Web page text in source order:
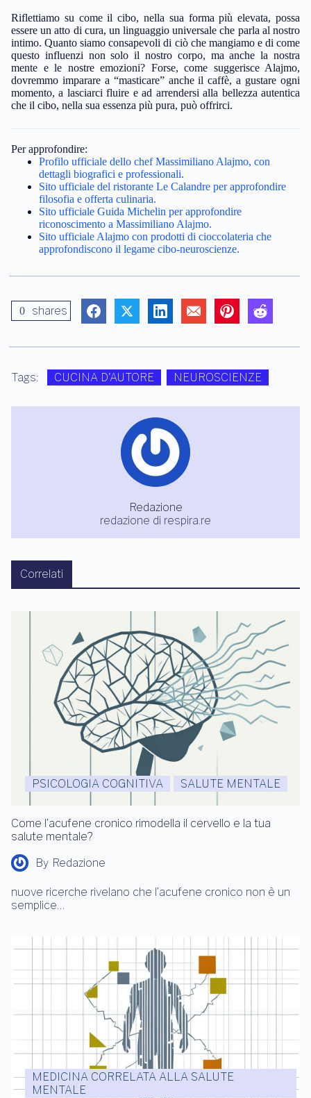
Riflettiamo su come il cibo, nella sua forma più elevata, possa
essere un atto di cura, un linguaggio universale che parla al nostro
intimo. Quanto siamo consapevoli di ciò che mangiamo e di come
questo influenzi non solo il nostro corpo, ma anche la nostra
mente e le nostre emozioni? Forse, come suggerisce Alajmo,
dovremmo imparare a “masticare” anche il caffè, a gustare ogni
momento, a lasciarci fluire e ad arrendersi alla bellezza autentica
che il cibo, nella sua essenza più pura, può offrirci.
Per approfondire:
Profilo ufficiale dello chef Massimiliano Alajmo, con
dettagli biografici e professionali.
Sito ufficiale del ristorante Le Calandre per approfondire
filosofia e offerta culinaria.
Sito ufficiale Guida Michelin per approfondire
riconoscimento a Massimiliano Alajmo.
Sito ufficiale Alajmo con prodotti di cioccolateria che
approfondiscono il legame cibo-neuroscienze.
0 shares
Tags: CUCINA D'AUTORE NEUROSCIENZE
Redazione
redazione di respira.re
Correlati
PSICOLOGIA COGNITIVA SALUTE MENTALE
Come l’acufene cronico rimodella il cervello e la tua
salute mentale?
By Redazione
nuove ricerche rivelano che l’acufene cronico non è un
semplice…
MEDICINA CORRELATA ALLA SALUTE
MENTALE